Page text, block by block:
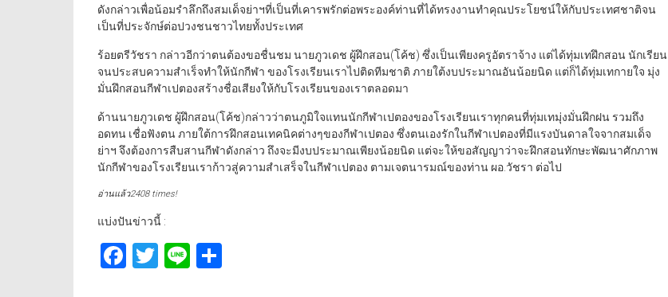
ดังกล่าวเพื่อน้อมรำลึกถึงสมเด็จย่าฯที่เป็นที่เคารพรักต่อพระองค์ท่านที่ได้ทรงงานทำคุณประโยชน์ให้กับประเทศชาติจน
เป็นที่ประจักษ์ต่อปวงชนชาวไทยทั้งประเทศ
ร้อยตรีวัชรา กล่าวอีกว่าตนต้องขอชื่นชม นายภูวเดช ผู้ฝึกสอน(โค้ช) ซึ่งเป็นเพียงครูอัตราจ้าง แต่ได้ทุ่มเทฝึกสอน นักเรียน
จนประสบความสำเร็จทำให้นักกีฬา ของโรงเรียนเราไปติดทีมชาติ ภายใต้งบประมาณอันน้อยนิด แต่ก็ได้ทุ่มเทกายใจ มุ่ง
มั่นฝึกสอนกีฬาเปตองสร้างชื่อเสียงให้กับโรงเรียนของเราตลอดมา
ด้านนายภูวเดช ผู้ฝึกสอน(โค้ช)กล่าวว่าตนภูมิใจแทนนักกีฬาเปตองของโรงเรียนเราทุกคนที่ทุ่มเทมุ่งมั่นฝึกฝน รวมถึง
อดทน เชื่อฟังตน ภายใต้การฝึกสอนเทคนิคต่างๆของกีฬาเปตอง ซึ่งตนเองรักในกีฬาเปตองที่มีแรงบันดาลใจจากสมเด็จ
ย่าฯ จึงต้องการสืบสานกีฬาดังกล่าว ถึงจะมีงบประมาณเพียงน้อยนิด แต่จะให้ขอสัญญาว่าจะฝึกสอนทักษะพัฒนาศักภาพ
นักกีฬาของโรงเรียนเราก้าวสู่ความสำเสร็จในกีฬาเปตอง ตามเจตนารมณ์ของท่าน ผอ.วัชรา ต่อไป
อ่านแล้ว2408 times!
แบ่งปันข่าวนี้ :
Facebook
Twitter
Line